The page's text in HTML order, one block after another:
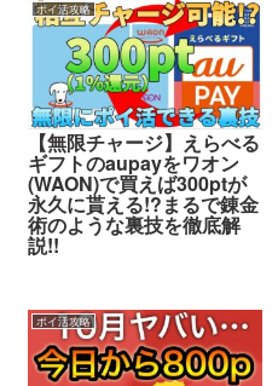
ポイ活攻略
【無限チャージ】えらべる
ギフトのaupayをワオン
(WAON)で買えば300ptが
永久に貰える!?まるで錬金
術のような裏技を徹底解
説!!
ポイ活攻略